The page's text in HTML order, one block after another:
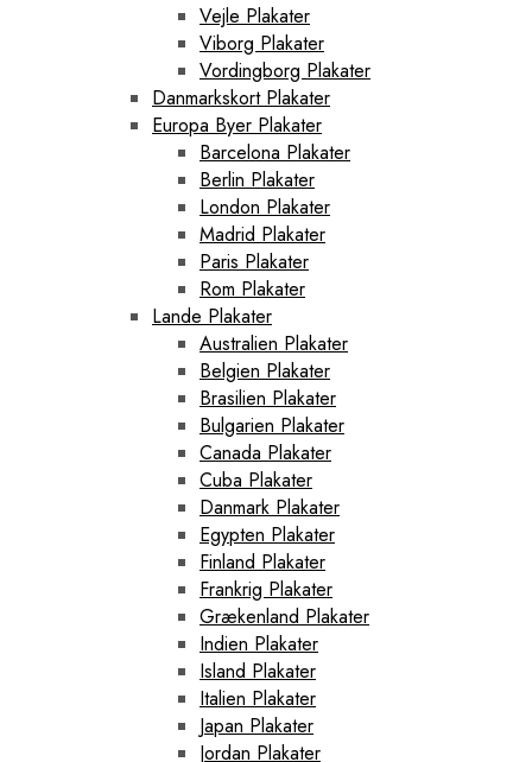
Vejle Plakater
Viborg Plakater
Vordingborg Plakater
Danmarkskort Plakater
Europa Byer Plakater
Barcelona Plakater
Berlin Plakater
London Plakater
Madrid Plakater
Paris Plakater
Rom Plakater
Lande Plakater
Australien Plakater
Belgien Plakater
Brasilien Plakater
Bulgarien Plakater
Canada Plakater
Cuba Plakater
Danmark Plakater
Egypten Plakater
Finland Plakater
Frankrig Plakater
Grækenland Plakater
Indien Plakater
Island Plakater
Italien Plakater
Japan Plakater
Jordan Plakater